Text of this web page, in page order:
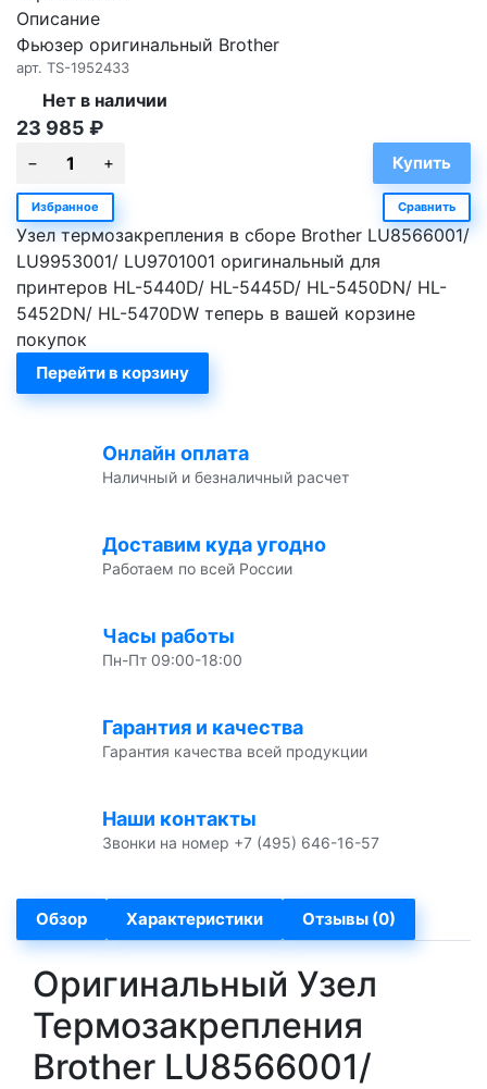
Описание
Фьюзер оригинальный Brother
арт. TS-1952433
Нет в наличии
23 985 ₽
Избранное Сравнить
Узел термозакрепления в сборе Brother LU8566001/
LU9953001/ LU9701001 оригинальный для
принтеров HL-5440D/ HL-5445D/ HL-5450DN/ HL-
5452DN/ HL-5470DW теперь в вашей корзине
покупок
Перейти в корзину
Онлайн оплата
Наличный и безналичный расчет
Доставим куда угодно
Работаем по всей России
Часы работы
Пн-Пт 09:00-18:00
Гарантия и качества
Гарантия качества всей продукции
Наши контакты
Звонки на номер +7 (495) 646-16-57
Обзор Характеристики Отзывы (0)
Оригинальный Узел
Термозакрепления
Brother LU8566001/